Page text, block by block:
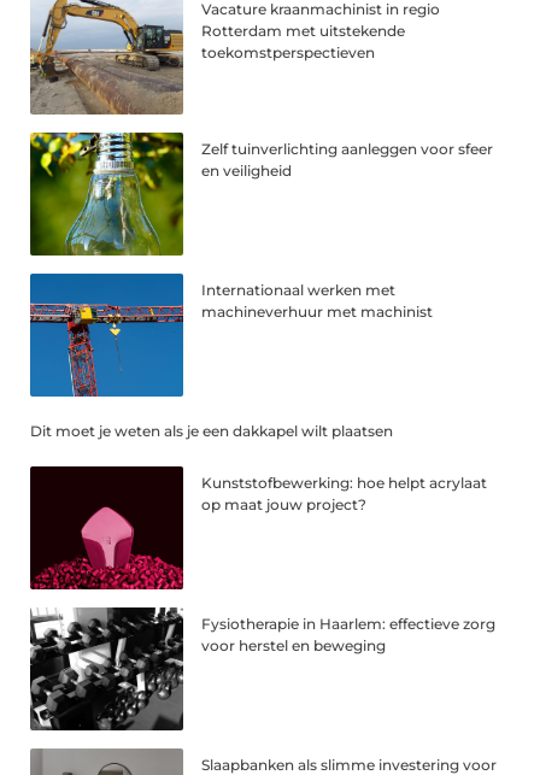
Vacature kraanmachinist in regio
Rotterdam met uitstekende
toekomstperspectieven
Zelf tuinverlichting aanleggen voor sfeer
en veiligheid
Internationaal werken met
machineverhuur met machinist
Dit moet je weten als je een dakkapel wilt plaatsen
Kunststofbewerking: hoe helpt acrylaat
op maat jouw project?
Fysiotherapie in Haarlem: effectieve zorg
voor herstel en beweging
Slaapbanken als slimme investering voor